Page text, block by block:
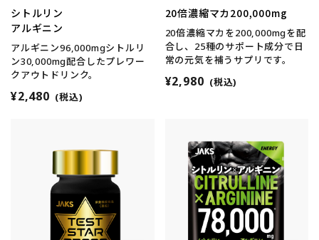
シトルリン
アルギニン
アルギニン96,000mgシトルリ
ン30,000mg配合したプレワー
クアウトドリンク。
¥2,480 (税込)
20倍濃縮マカ200,000mg
20倍濃縮マカを200,000mgを配
合し、25種のサポート成分で日
常の元気を補うサプリです。
¥2,980 (税込)